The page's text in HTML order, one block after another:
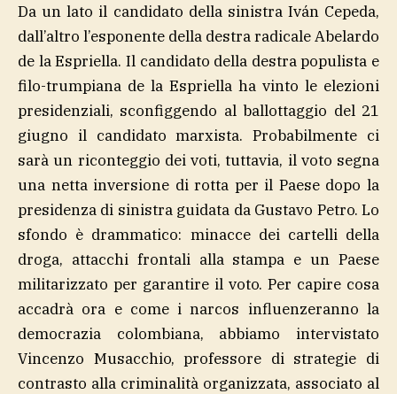
Da un lato il candidato della sinistra Iván Cepeda,
dall’altro l’esponente della destra radicale Abelardo
de la Espriella. Il candidato della destra populista e
filo-trumpiana de la Espriella ha vinto le elezioni
presidenziali, sconfiggendo al ballottaggio del 21
giugno il candidato marxista. Probabilmente ci
sarà un riconteggio dei voti, tuttavia, il voto segna
una netta inversione di rotta per il Paese dopo la
presidenza di sinistra guidata da Gustavo Petro. Lo
sfondo è drammatico: minacce dei cartelli della
droga, attacchi frontali alla stampa e un Paese
militarizzato per garantire il voto. Per capire cosa
accadrà ora e come i narcos influenzeranno la
democrazia colombiana, abbiamo intervistato
Vincenzo Musacchio, professore di strategie di
contrasto alla criminalità organizzata, associato al